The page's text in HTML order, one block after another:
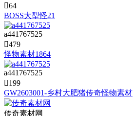
64
BOSS大型怪21
a441767525
479
怪物素材1864
a441767525
199
GW2603001-乡村大肥猪传奇怪物素材
传奇素材网